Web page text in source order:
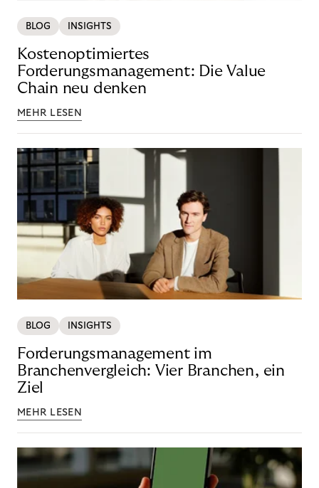
BLOG INSIGHTS
Kostenoptimiertes
Forderungsmanagement: Die Value
Chain neu denken
MEHR LESEN
BLOG INSIGHTS
Forderungsmanagement im
Branchenvergleich: Vier Branchen, ein
Ziel
MEHR LESEN